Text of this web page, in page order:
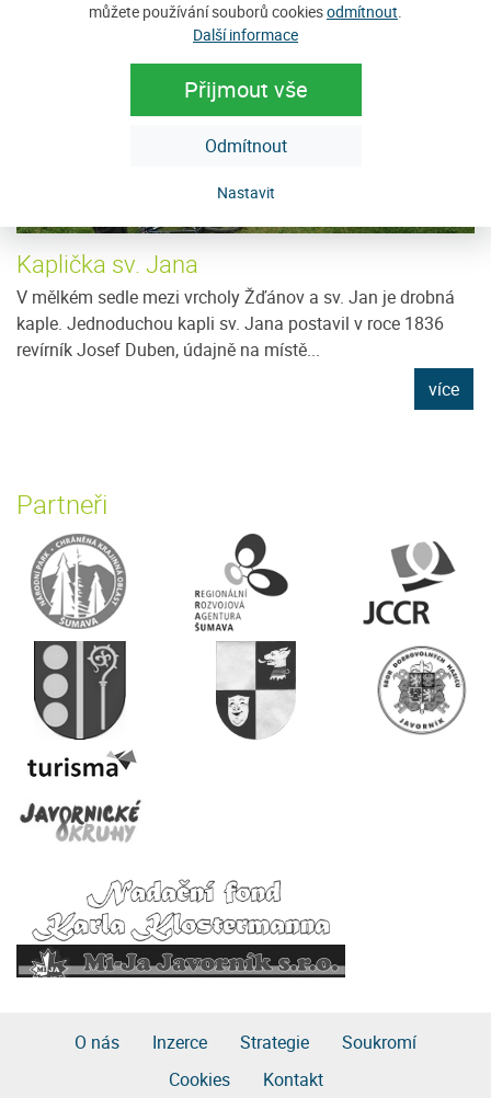
můžete používání souborů cookiesodmítnout.
Další informace
Přijmout vše
Odmítnout
Nastavit
Kaplička sv. Jana
V mělkém sedle mezi vrcholy Žďánov a sv. Jan je drobná
kaple. Jednoduchou kapli sv. Jana postavil v roce 1836
revírník Josef Duben, údajně na místě...
více
Partneři
O nás Inzerce Strategie
Soukromí
Cookies
Kontakt